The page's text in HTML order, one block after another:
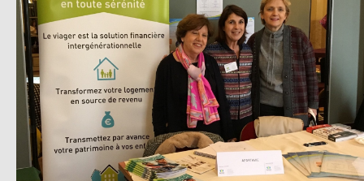
VIAGERS
INSTITUTIONNELS
ACTUALITÉS